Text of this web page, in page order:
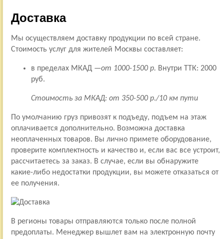
Доставка
Мы осуществляем доставку продукции по всей стране.
Стоимость услуг для жителей Москвы составляет:
в пределах МКАД —от 1000-1500 р. Внутри ТТК: 2000
руб.
Стоимость за МКАД: от 350-500 р./10 км пути
По умолчанию груз привозят к подъеду, подъем на этаж
оплачивается дополнительно. Возможна доставка
неоплаченных товаров. Вы лично примете оборудование,
проверите комплектность и качество и, если вас все устроит,
рассчитаетесь за заказ. В случае, если вы обнаружите
какие-либо недостатки продукции, вы можете отказаться от
ее получения.
В регионы товары отправляются только после полной
предоплаты. Менеджер вышлет вам на электронную почту